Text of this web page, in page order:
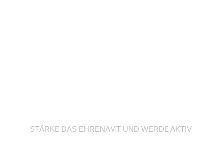
STÄRKE DAS EHRENAMT UND WERDE AKTIV